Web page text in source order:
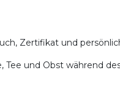
Zertifikat und
Tee und Obst während